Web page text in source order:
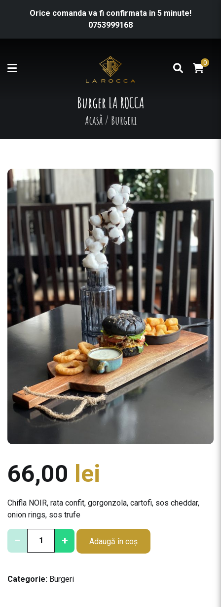
Orice comanda va fi confirmata in 5 minute!
0753999168
0
Burger LA ROCCA
Acasă/ Burgeri
66,00 lei
Chifla NOIR, rata confit, gorgonzola, cartofi, sos cheddar,
onion rings, sos trufe
C
i
− + Adaugă în coș
Categorie: Burgeri